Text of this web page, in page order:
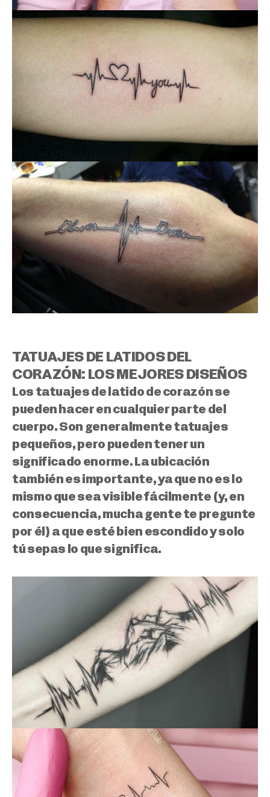
TATUAJES DE LATIDOS DEL
CORAZÓN: LOS MEJORES DISEÑOS
Los tatuajes de latido de corazón se
pueden hacer en cualquier parte del
cuerpo. Son generalmente tatuajes
pequeños, pero pueden tener un
significado enorme. La ubicación
también es importante, ya que no es lo
mismo que sea visible fácilmente (y, en
consecuencia, mucha gente te pregunte
por él) a que esté bien escondido y solo
tú sepas lo que significa.